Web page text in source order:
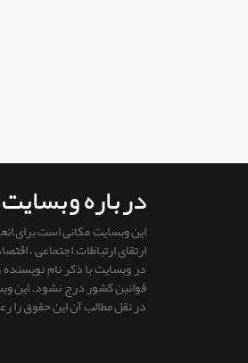
درباره وبسایت
این وبسایت مکانی است برای
ارتقای ارتباطات اجتماعی ،
در وبسایت با ذکر نام
قوانين كشور درج نشود. این
در نقل مطالب آن این حقوق را